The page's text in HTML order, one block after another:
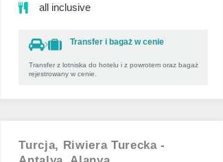
all inclusive
Transfer i bagaż w cenie
Transfer z lotniska do hotelu i z powrotem oraz bagaż
rejestrowany w cenie.
Turcja, Riwiera Turecka -